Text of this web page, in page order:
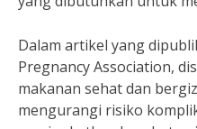
Dalam artikel yang
Pregnancy Association,
makanan sehat dan
mengurangi risiko